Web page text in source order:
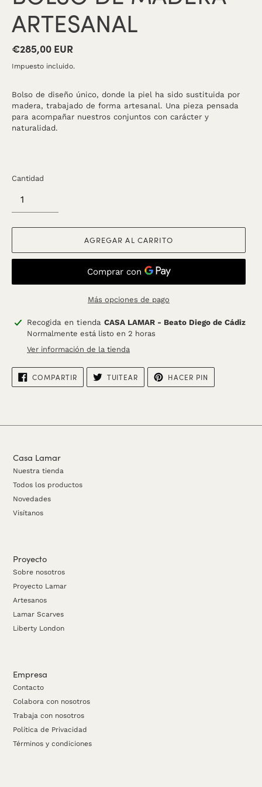
ARTESANAL
Precio
habitual
€285,00 EUR
Impuesto incluido.
Bolso de diseño único, donde la piel ha sido sustituida por
madera, trabajado de forma artesanal. Una pieza pensada
para acompañar nuestros conjuntos con carácter y
naturalidad.
Cantidad
AGREGAR AL CARRITO
Más opciones de pago
Agregando
tu
carrito
Recogida en tienda CASA LAMAR - Beato Diego de Cádiz
Normalmente está listo en 2 horas
Ver información de la tienda
COMPARTIRCOMPARTIR
EN
FACEBOOK
TUITEAR TUITEAR
TWITTER
HACER PIN
PINTEREST
Casa Lamar
Nuestra tienda
Todos los productos
Novedades
Visítanos
Proyecto
Sobre nosotros
Proyecto Lamar
Artesanos
Lamar Scarves
Liberty London
Empresa
Contacto
Colabora con nosotros
Trabaja con nosotros
Política de Privacidad
Términos y condiciones